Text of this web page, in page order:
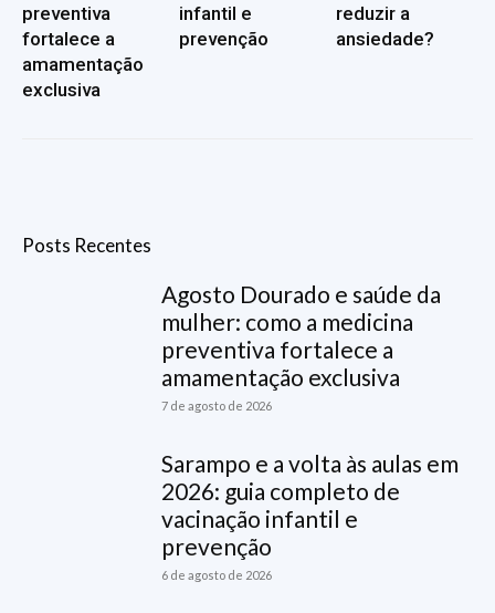
preventiva
fortalece a
amamentação
exclusiva
infantil e
prevenção
reduzir a
ansiedade?
Posts Recentes
Agosto Dourado e saúde da
mulher: como a medicina
preventiva fortalece a
amamentação exclusiva
7 de agosto de 2026
Sarampo e a volta às aulas em
2026: guia completo de
vacinação infantil e
prevenção
6 de agosto de 2026